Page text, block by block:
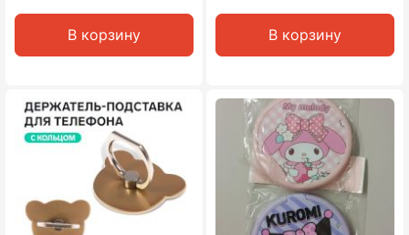
В корзину В корзину